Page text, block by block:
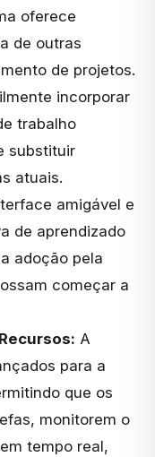
oferece
de outras
de projetos.
incorporar
trabalho
substituir
atuais.
amigável e
de aprendizado
adoção pela
começar a
A
para a
que os
monitorem o
tempo real,